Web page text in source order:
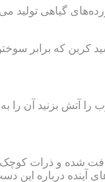
گیاهی
کربن که برابر
را آتش بزنید آن را
شده و ذرات
درباره این